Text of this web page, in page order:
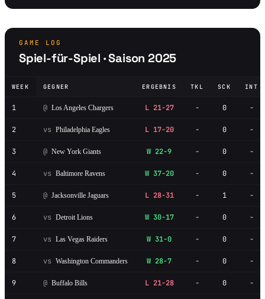
GAME LOG
Spiel-für-Spiel · Saison 2025
WEEK GEGNER ERGEBNIS TKL SCK INT
1 @ Los Angeles Chargers L 21-27 - 0 -
2 vs Philadelphia Eagles L 17-20 - 0 -
3 @ New York Giants W 22-9 - 0 -
4 vs Baltimore Ravens W 37-20 - 0 -
5 @ Jacksonville Jaguars L 28-31 - 1 -
6 vs Detroit Lions W 30-17 - 0 -
7 vs Las Vegas Raiders W 31-0 - 0 -
8 vs Washington Commanders W 28-7 - 0 -
9 @ Buffalo Bills L 21-28 - 0 -